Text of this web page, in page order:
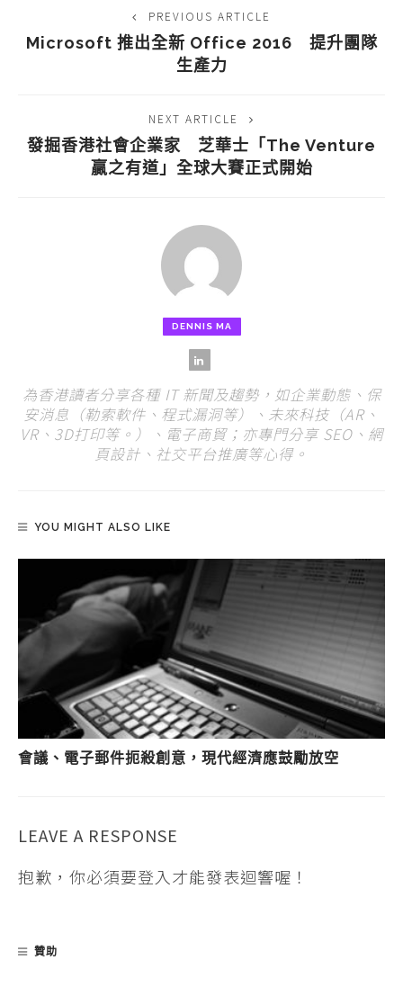
PREVIOUS ARTICLE
Microsoft 推出全新 Office 2016 提升團隊
生產力
NEXT ARTICLE
發掘香港社會企業家 芝華士「The Venture
贏之有道」全球大賽正式開始
DENNIS MA
為香港讀者分享各種 IT 新聞及趨勢，如企業動態、保
安消息（勒索軟件、程式漏洞等）、未來科技（AR、
VR、3D打印等。）、電子商貿；亦專門分享 SEO、網
頁設計、社交平台推廣等心得。
YOU MIGHT ALSO LIKE
會議、電子郵件扼殺創意，現代經濟應鼓勵放空
LEAVE A RESPONSE
抱歉，你必須要登入才能發表迴響喔！
贊助